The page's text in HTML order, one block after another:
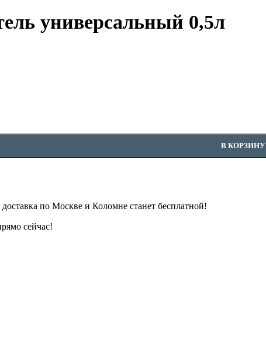
универсальный 0,5л
В КОРЗИНУ
доставка по Москве и Коломне станет бесплатной!
сейчас!